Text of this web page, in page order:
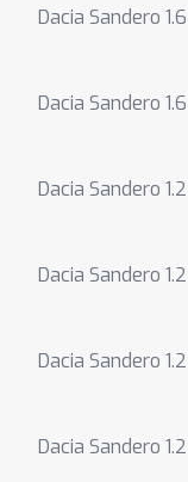
Dacia Sandero
Dacia Sandero
Dacia Sandero
Dacia Sandero
Dacia Sandero
Dacia Sandero